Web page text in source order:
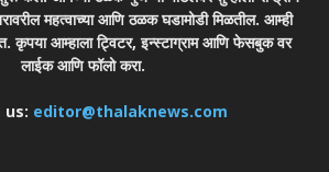
महत्वाच्या आणि ठळक घडामोडी मिळतील. आम्ही
कृपया आम्हाला ट्विटर, इन्स्टाग्राम आणि फेसबुक वर
लाईक आणि फॉलो करा.
us: editor@thalaknews.com